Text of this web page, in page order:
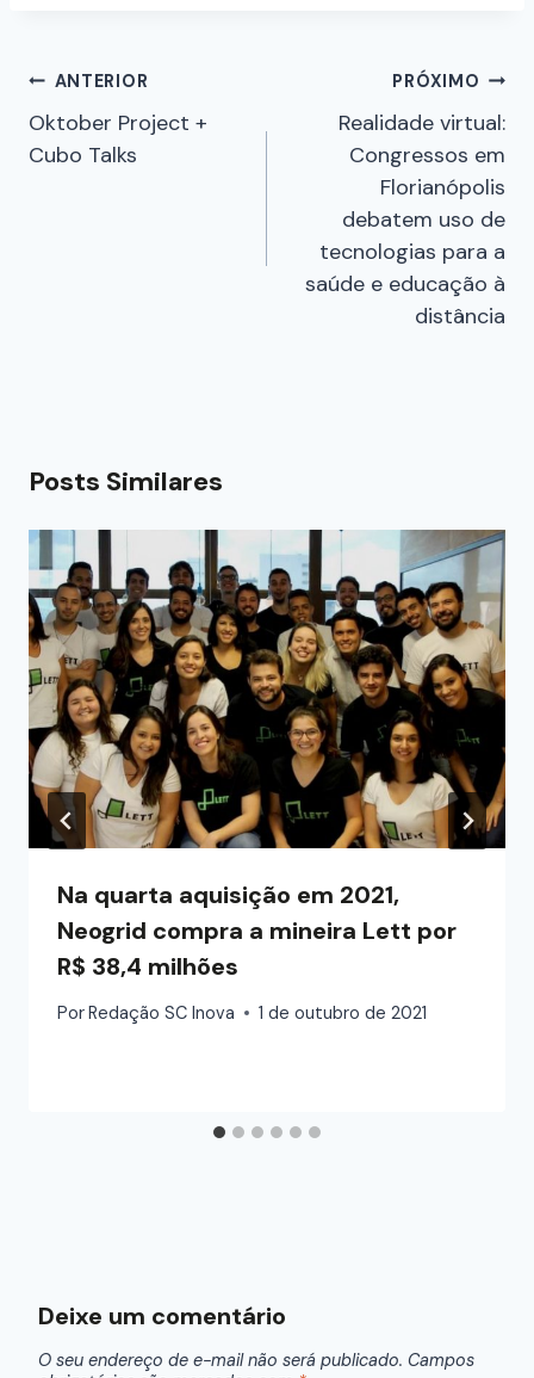
ANTERIOR
Oktober Project +
Cubo Talks
PRÓXIMO
Realidade virtual:
Congressos em
Florianópolis
debatem uso de
tecnologias para a
saúde e educação à
distância
Posts Similares
Na quarta aquisição em 2021,
Neogrid compra a mineira Lett por
R$ 38,4 milhões
PorRedação SC Inova 1 de outubro de 2021
Deixe um comentário
O seu endereço de e-mail não será publicado. Campos